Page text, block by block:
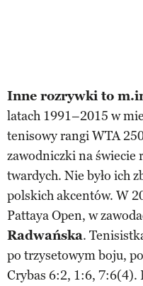
Inne rozrywki to
latach 1991–2015 w
tenisowy rangi WTA
zawodniczki na świecie
twardych. Nie było ich
polskich akcentów. W
Pattaya Open, w
Radwańska.
po trzysetowym boju,
Crybas 6:2, 1:6, 7:6(4).